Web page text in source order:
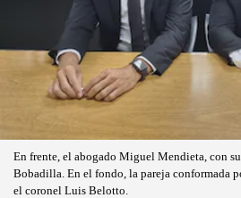
En frente, el abogado Miguel Mendieta, con
Bobadilla. En el fondo, la pareja conformada
el coronel Luis Belotto.